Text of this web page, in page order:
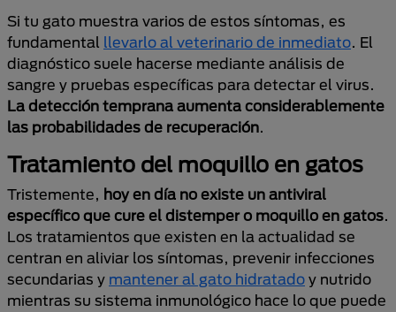
Si tu gato muestra varios de estos síntomas, es
fundamental llevarlo al veterinario de inmediato. El
diagnóstico suele hacerse mediante análisis de
sangre y pruebas específicas para detectar el virus.
La detección temprana aumenta considerablemente
las probabilidades de recuperación.
Tratamiento del moquillo en gatos
Tristemente, hoy en día no existe un antiviral
específico que cure el distemper o moquillo en gatos.
Los tratamientos que existen en la actualidad se
centran en aliviar los síntomas, prevenir infecciones
secundarias y mantener al gato hidratado y nutrido
mientras su sistema inmunológico hace lo que puede